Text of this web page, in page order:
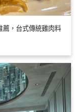
薦，台式傳統雞肉料